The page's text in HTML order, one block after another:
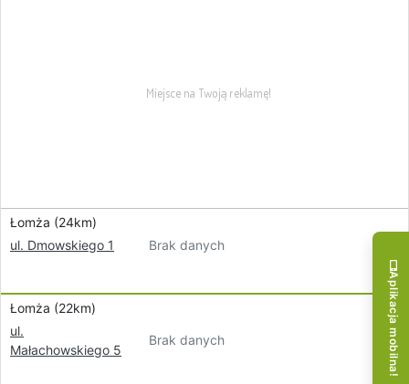
Łomża (24km)
ul. Dmowskiego 1
Brak danych
Łomża (22km)
ul.
Małachowskiego 5
Brak danych Aplikacja mobilna!